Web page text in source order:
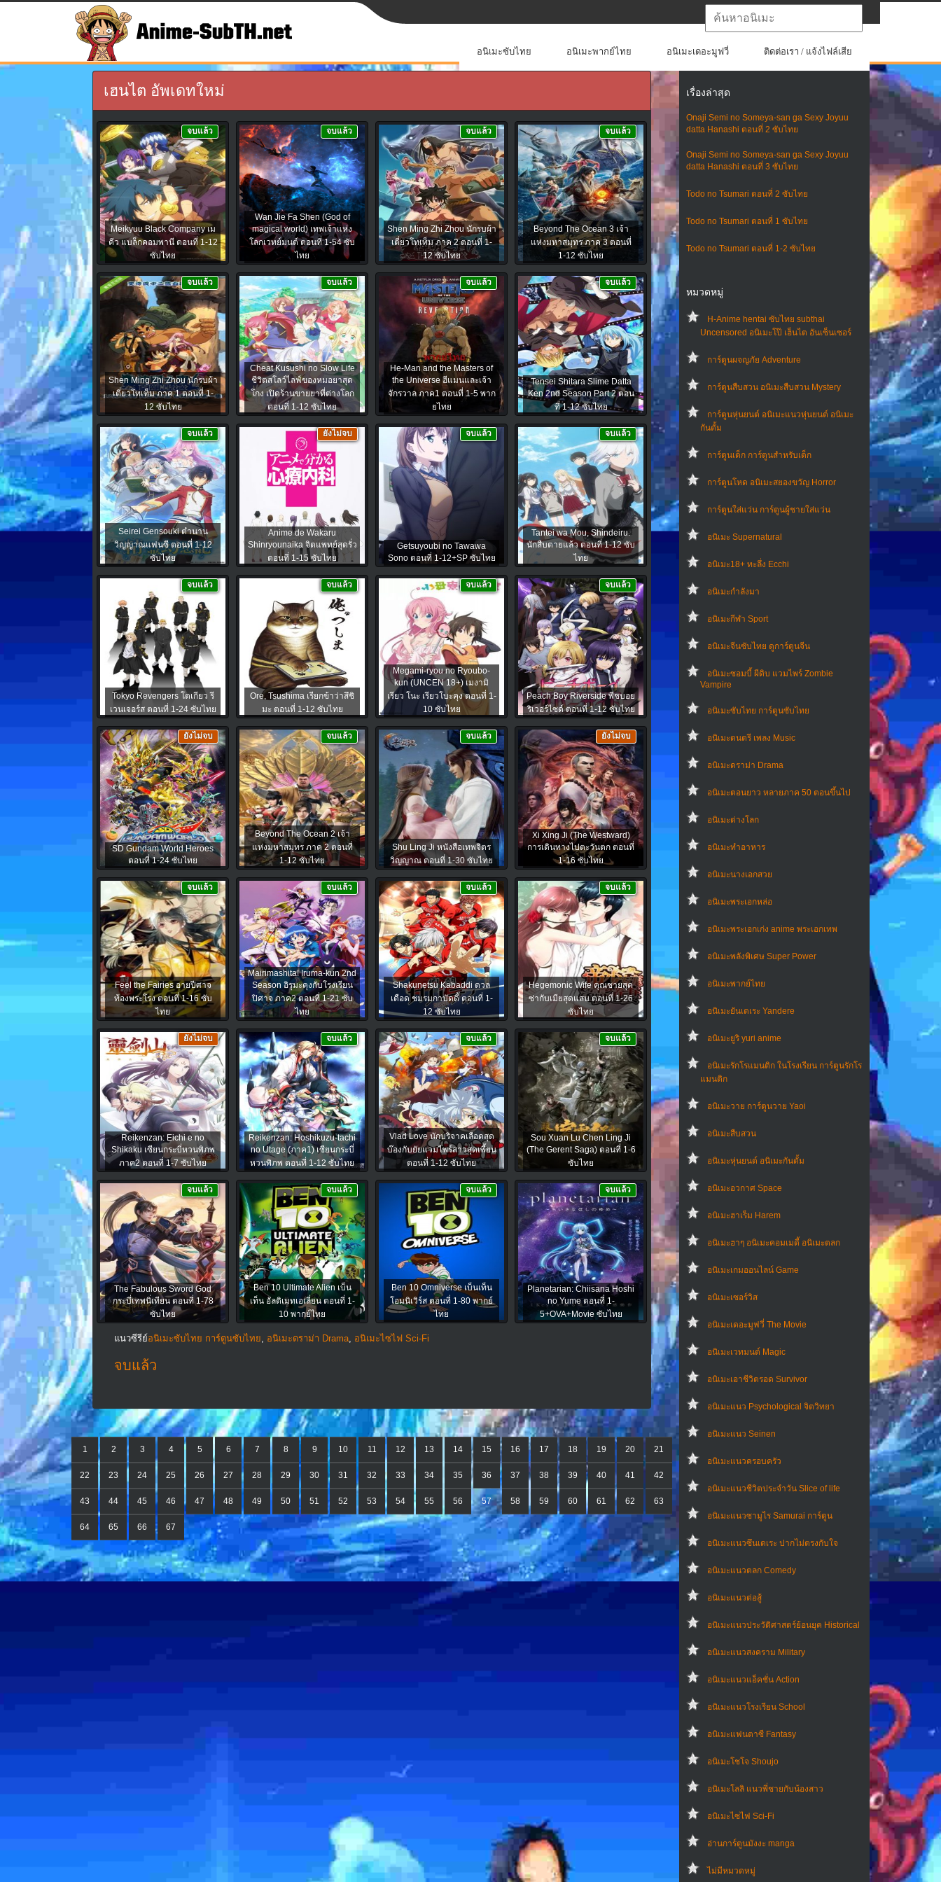
อนิเมะซับไทย อนิเมะพากย์ไทย อนิเมะเดอะมูฟวี่ ติดต่อเรา / แจ้งไฟล์เสีย
เรื่องล่าสุด
Onaji Semi no Someya-san ga Sexy Joyuu
datta Hanashi ตอนที่ 2 ซับไทย
Onaji Semi no Someya-san ga Sexy Joyuu
datta Hanashi ตอนที่ 3 ซับไทย
Todo no Tsumari ตอนที่ 2 ซับไทย
Todo no Tsumari ตอนที่ 1 ซับไทย
Todo no Tsumari ตอนที่ 1-2 ซับไทย
หมวดหมู่
H-Anime hentai ซับไทย subthai
Uncensored อนิเมะโป๊ เฮ็นไต อันเซ็นเซอร์
การ์ตูนผจญภัย Adventure
การ์ตูนสืบสวน อนิเมะสืบสวน Mystery
การ์ตูนหุ่นยนต์ อนิเมะแนวหุ่นยนต์ อนิเมะ
กันดั้ม
การ์ตูนเด็ก การ์ตูนสำหรับเด็ก
การ์ตูนโหด อนิเมะสยองขวัญ Horror
การ์ตูนใส่แว่น การ์ตูนผู้ชายใส่แว่น
อนิเมะ Supernatural
อนิเมะ18+ ทะลึ่ง Ecchi
อนิเมะกำลังมา
อนิเมะกีฬา Sport
อนิเมะจีนซับไทย ดูการ์ตูนจีน
อนิเมะซอมบี้ ผีดิบ แวมไพร์ Zombie
Vampire
อนิเมะซับไทย การ์ตูนซับไทย
อนิเมะดนตรี เพลง Music
อนิเมะดราม่า Drama
อนิเมะตอนยาว หลายภาค 50 ตอนขึ้นไป
อนิเมะต่างโลก
อนิเมะทําอาหาร
อนิเมะนางเอกสวย
อนิเมะพระเอกหล่อ
อนิเมะพระเอกเก่ง anime พระเอกเทพ
อนิเมะพลังพิเศษ Super Power
อนิเมะพากย์ไทย
อนิเมะยันเดเระ Yandere
อนิเมะยูริ yuri anime
อนิเมะรักโรแมนติก ในโรงเรียน การ์ตูนรักโร
แมนติก
อนิเมะวาย การ์ตูนวาย Yaoi
อนิเมะสืบสวน
อนิเมะหุ่นยนต์ อนิเมะกันดั้ม
อนิเมะอวกาศ Space
อนิเมะฮาเร็ม Harem
อนิเมะฮาๆ อนิเมะคอมเมดี้ อนิเมะตลก
อนิเมะเกมออนไลน์ Game
อนิเมะเซอร์วิส
อนิเมะเดอะมูฟวี่ The Movie
อนิเมะเวทมนต์ Magic
อนิเมะเอาชีวิตรอด Survivor
อนิเมะแนว Psychological จิตวิทยา
อนิเมะแนว Seinen
อนิเมะแนวครอบครัว
อนิเมะแนวชีวิตประจําวัน Slice of life
อนิเมะแนวซามูไร Samurai การ์ตูน
อนิเมะแนวซึนเดเระ ปากไม่ตรงกับใจ
อนิเมะแนวตลก Comedy
อนิเมะแนวต่อสู้
อนิเมะแนวประวัติศาสตร์ย้อนยุค Historical
อนิเมะแนวสงคราม Military
อนิเมะแนวแอ็คชั่น Action
อนิเมะแนวโรงเรียน School
อนิเมะแฟนตาซี Fantasy
อนิเมะโชโจ Shoujo
อนิเมะโลลิ แนวพี่ชายกับน้องสาว
อนิเมะไซไฟ Sci-Fi
อ่านการ์ตูนมังงะ manga
ไม่มีหมวดหมู่
เฮนไต อัพเดทใหม่
Meikyuu Black Company เม
คีว แบล็กคอมพานี ตอนที่ 1-12
ซับไทย
จบแล้ว
Wan Jie Fa Shen (God of
magical world) เทพเจ้าแห่ง
โลกเวทย์มนต์ ตอนที่ 1-54 ซับ
ไทย
จบแล้ว
Shen Ming Zhi Zhou นักรบผ้า
เตี่ยวโทเท็ม ภาค 2 ตอนที่ 1-
12 ซับไทย
จบแล้ว
Beyond The Ocean 3 เจ้า
แห่งมหาสมุทร ภาค 3 ตอนที่
1-12 ซับไทย
จบแล้ว
Shen Ming Zhi Zhou นักรบผ้า
เตี่ยวโทเท็ม ภาค 1 ตอนที่ 1-
12 ซับไทย
จบแล้ว
Cheat Kusushi no Slow Life
ชีวิตสโลว์ไลฟ์ของหมอยาสุด
โกง เปิดร้านขายยาที่ต่างโลก
ตอนที่ 1-12 ซับไทย
จบแล้ว
He-Man and the Masters of
the Universe ฮีแมนและเจ้า
จักรวาล ภาค1 ตอนที่ 1-5 พาก
ยไทย
จบแล้ว
Tensei Shitara Slime Datta
Ken 2nd Season Part 2 ตอน
ที่ 1-12 ซับไทย
จบแล้ว
Seirei Gensouki ตำนาน
วิญญาณแฟนซี ตอนที่ 1-12
ซับไทย
จบแล้ว
Anime de Wakaru
Shinryounaika จิตแพทย์สุดรั่ว
ตอนที่ 1-15 ซับไทย
ยังไม่จบ
Getsuyoubi no Tawawa
Sono ตอนที่ 1-12+SP ซับไทย
จบแล้ว
Tantei wa Mou, Shindeiru.
นักสืบตายแล้ว ตอนที่ 1-12 ซับ
ไทย
จบแล้ว
Tokyo Revengers โตเกียว รี
เวนเจอร์ส ตอนที่ 1-24 ซับไทย
จบแล้ว
Ore, Tsushima เรียกข้าว่าสึชิ
มะ ตอนที่ 1-12 ซับไทย
จบแล้ว
Megami-ryou no Ryoubo-
kun (UNCEN 18+) เมงามิ
เรียว โนะ เรียวโบะคุง ตอนที่ 1-
10 ซับไทย
จบแล้ว
Peach Boy Riverside พีชบอย
ริเวอร์ไซด์ ตอนที่ 1-12 ซับไทย
จบแล้ว
SD Gundam World Heroes
ตอนที่ 1-24 ซับไทย
ยังไม่จบ
Beyond The Ocean 2 เจ้า
แห่งมหาสมุทร ภาค 2 ตอนที่
1-12 ซับไทย
จบแล้ว
Shu Ling Ji หนังสือเทพจิตร
วิญญาณ ตอนที่ 1-30 ซับไทย
จบแล้ว
Xi Xing Ji (The Westward)
การเดินทางไปตะวันตก ตอนที่
1-16 ซับไทย
ยังไม่จบ
Feel the Fairies อายปีศาจ
ท้องพระโรง ตอนที่ 1-16 ซับ
ไทย
จบแล้ว
Mairimashita! Iruma-kun 2nd
Season อิรุมะคุงกับโรงเรียน
ปิศาจ ภาค2 ตอนที่ 1-21 ซับ
ไทย
จบแล้ว
Shakunetsu Kabaddi ดวล
เดือด ชมรมกาบัดดี้ ตอนที่ 1-
12 ซับไทย
จบแล้ว
Hegemonic Wife คุณชายสุด
ซ่ากับเมียสุดแสบ ตอนที่ 1-26
ซับไทย
จบแล้ว
Reikenzan: Eichi e no
Shikaku เซียนกระบี่หวนพิภพ
ภาค2 ตอนที่ 1-7 ซับไทย
ยังไม่จบ
Reikenzan: Hoshikuzu-tachi
no Utage (ภาค1) เซียนกระบี่
หวนพิภพ ตอนที่ 1-12 ซับไทย
จบแล้ว
Vlad Love นักบริจาคเลือดสุด
บ๊องกับยัยแวมไพร์สาวสุดเพี้ยน
ตอนที่ 1-12 ซับไทย
จบแล้ว
Sou Xuan Lu Chen Ling Ji
(The Gerent Saga) ตอนที่ 1-6
ซับไทย
จบแล้ว
The Fabulous Sword God
กระบี่เทพนิ่เทียน ตอนที่ 1-78
ซับไทย
จบแล้ว
Ben 10 Ultimate Alien เบ็น
เท็น อัลติเมทเอเลี่ยน ตอนที่ 1-
10 พากย์ไทย
จบแล้ว
Ben 10 Omniverse เบ็นเท็น
โอมนิเวิร์ส ตอนที่ 1-80 พากย์
ไทย
จบแล้ว
Planetarian: Chiisana Hoshi
no Yume ตอนที่ 1-
5+OVA+Movie ซับไทย
จบแล้ว
แนวซีรีย์อนิเมะซับไทย การ์ตูนซับไทย, อนิเมะดราม่า Drama, อนิเมะไซไฟ Sci-Fi
จบแล้ว
1 2 3 4 5 6 7 8 9 10 11 12 13 14 15 16 17 18 19 20 21
22 23 24 25 26 27 28 29 30 31 32 33 34 35 36 37 38 39 40 41 42
43 44 45 46 47 48 49 50 51 52 53 54 55 56 57 58 59 60 61 62 63
64 65 66 67